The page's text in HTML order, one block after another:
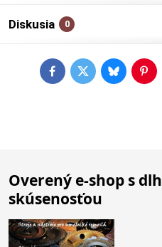
Diskusia 0
FacebookTwitterBluesky
Overený e-shop s
skúsenosťou